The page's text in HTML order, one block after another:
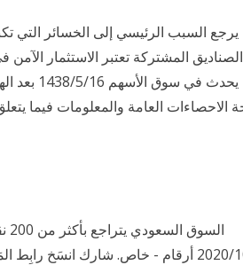
يرجع السبب الرئيسي إلى الخسائر التي
الصناديق المشتركة تعتبر الاستثمار
يحدث في
2020/10/29 أرقام - خاص. شارك انسَخ